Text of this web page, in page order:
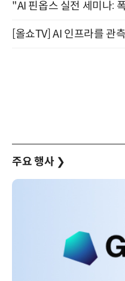
주요 행사 ❯